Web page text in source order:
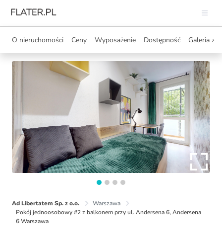
O nieruchomości Ceny Wyposażenie Dostępność Galeria
Ad Libertatem Sp. z o.o.
Warszawa
Pokój jednoosobowy #2 z balkonem przy ul. Andersena 6, Andersena
6 Warszawa